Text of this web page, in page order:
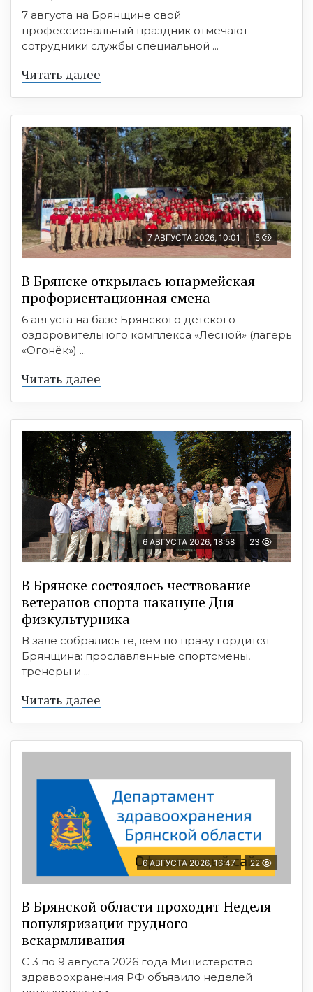
7 августа на Брянщине свой
профессиональный праздник отмечают
сотрудники службы специальной ...
Читать далее
7 АВГУСТА 2026, 10:01 5
В Брянске открылась юнармейская
профориентационная смена
6 августа на базе Брянского детского
оздоровительного комплекса «Лесной» (лагерь
«Огонёк») ...
Читать далее
6 АВГУСТА 2026, 18:58 23
В Брянске состоялось чествование
ветеранов спорта накануне Дня
физкультурника
В зале собрались те, кем по праву гордится
Брянщина: прославленные спортсмены,
тренеры и ...
Читать далее
6 АВГУСТА 2026, 16:47 22
В Брянской области проходит Неделя
популяризации грудного
вскармливания
С 3 по 9 августа 2026 года Министерство
здравоохранения РФ объявило неделей